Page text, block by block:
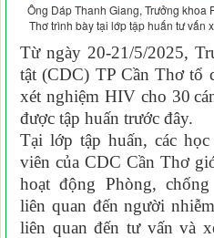
Ông Dáp Thanh Giang, Trưởng khoa
Thơ trình bày tại lớp tập huấn tư vấn
Từ ngày 20-21/5/2025,
tật (CDC) TP Cần Thơ tổ
xét nghiệm HIV cho 30
được tập huấn trước đây.
Tại lớp tập huấn, các
viên của CDC Cần Thơ
hoạt động Phòng,
liên quan đến người
liên quan đến tư vấn và